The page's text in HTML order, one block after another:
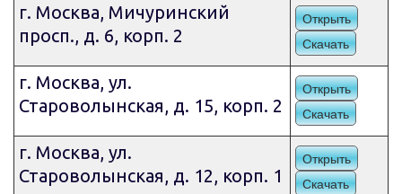
г. Москва, Мичуринский
просп., д. 6, корп. 2
Открыть
Скачать
г. Москва, ул.
Староволынская, д. 15, корп. 2
Открыть
Скачать
г. Москва, ул.
Староволынская, д. 12, корп. 1
Открыть
Скачать